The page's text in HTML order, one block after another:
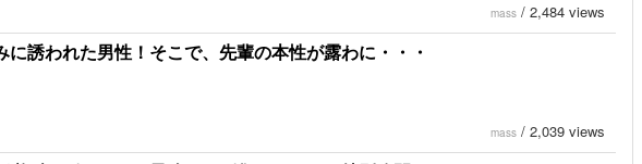
mass / 2,484 views
に誘われた男性！そこで、先輩の本性が露わに・・・
mass / 2,039 views